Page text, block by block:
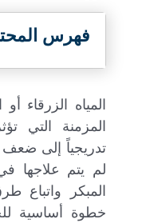
فهرس
المياه الزرقاء
المزمنة التي
تدريجياً إلى ضعف
لم يتم علاجها
المبكر واتباع
خطوة أساسية